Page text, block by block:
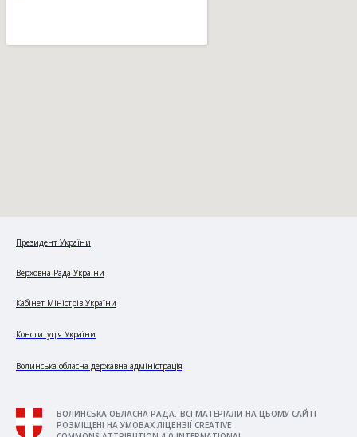
Президент України
Верховна Рада України
Кабінет Міністрів України
Конституція України
Волинська обласна державна адміністрація
ВОЛИНСЬКА ОБЛАСНА РАДА. ВСІ МАТЕРІАЛИ НА ЦЬОМУ САЙТІ
РОЗМІЩЕНІ НА УМОВАХ ЛІЦЕНЗІЇ CREATIVE